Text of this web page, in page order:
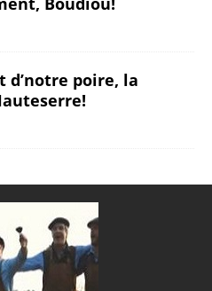
d’notre poire, la